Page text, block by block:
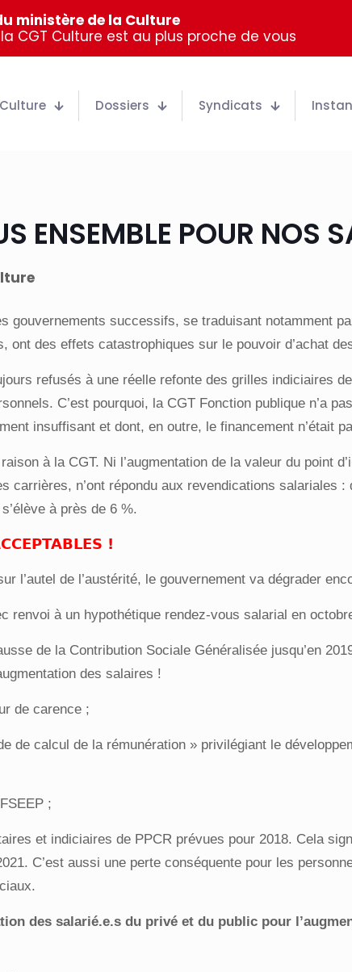
ministère de la Culture
CGT Culture est au plus proche de vous
Dossiers Syndicats
ENSEMBLE POUR NOS
gouvernements successifs, se traduisant notamment
ont des effets catastrophiques sur le pouvoir d’achat
refusés à une réelle refonte des grilles indiciaires
C’est pourquoi, la CGT Fonction publique n’a
insuffisant et dont, en outre, le financement n’était
à la CGT. Ni l’augmentation de la valeur du point
carrières, n’ont répondu aux revendications salariales
à près de 6 %.
!
l’autel de l’austérité, le gouvernement va dégrader
renvoi à un hypothétique rendez-vous salarial en
de la Contribution Sociale Généralisée jusqu’en
des salaires !
de carence ;
de calcul de la rémunération » privilégiant le
;
et indiciaires de PPCR prévues pour 2018. Cela
C’est aussi une perte conséquente pour les
des salarié.e.s du privé et du public pour